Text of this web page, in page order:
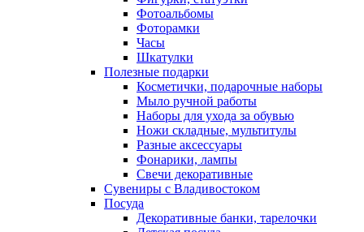
Фотоальбомы
Фоторамки
Часы
Шкатулки
Полезные подарки
Косметички, подарочные наборы
Мыло ручной работы
Наборы для ухода за обувью
Ножи складные, мультитулы
Разные аксессуары
Фонарики, лампы
Свечи декоративные
Сувениры с Владивостоком
Посуда
Декоративные банки, тарелочки